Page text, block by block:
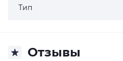
Тип
Отзывы